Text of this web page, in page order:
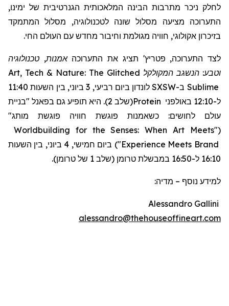
לחלק ניכר מתרבות הבינה המלאכותית הגנרטיבית של ימינו,
התערוכה מציעה מסלול שונה לטכנולוגיה, מסלול המתמקד
בזיכרון אקולוגי, חוויה מגולמת וחיבור מחדש עם העולם החי.
לצד התערוכה, פטריץ' תציג את התערוכה אמנות, טכנולוגיה
וטבע: הנשגב המקולקל Art, Tech & Nature: The Glitched
Sublime ב-SXSW
לונדון ביום רביעי, 3 ביוני, בין השעות 11:40
ל-12:10 באולפני
Protein(שלב 2). היא תופיע גם בפאנל
"בניית
עולם לחושים: כשאמנות פוגשת חוויה פוגשת מותג"
(
"
Worldbuilding for the Senses: When Art Meets
Experience Meets Brand
"
)
ביום חמישי, 4 ביוני, בין השעות
16:10 ל-16:50 במבשלת טרומן (שלב 1 של טרומן).
למידע נוסף – מדיה:
Alessandro Gallini
alessandro@thehouseoffineart.com